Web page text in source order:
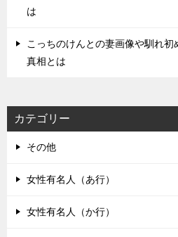
は
こっちのけんとの妻画像や馴れ
真相とは
カテゴリー
その他
女性有名人（あ行）
女性有名人（か行）